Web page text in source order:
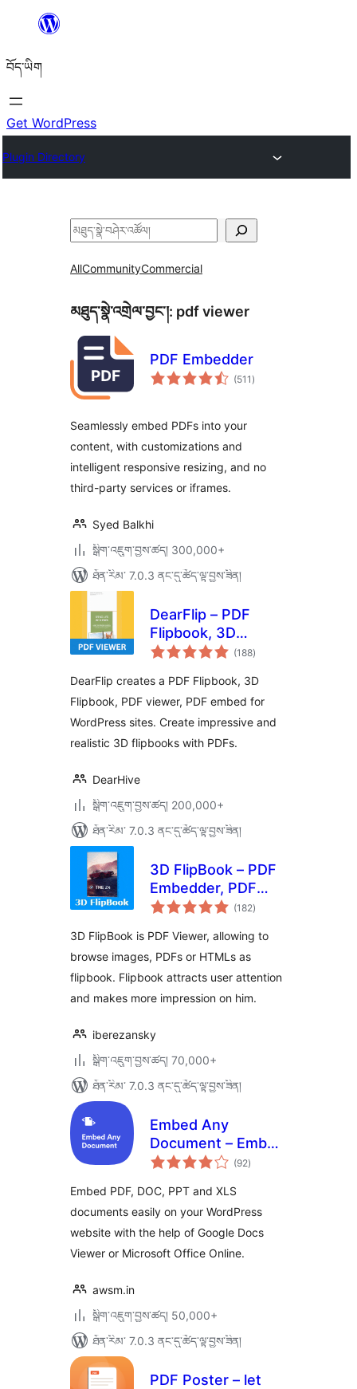
content
བོད་ཡིག
Get WordPress
Plugin Directory
བཤེར་
AllCommunityCommercial
མཐུད་སྣེ་འགྲེལ་བྱང་།: pdf viewer
PDF Embedder
(511 གདེང་
འཇོག་
)
Seamlessly embed PDFs into your
content, with customizations and
intelligent responsive resizing, and no
third-party services or iframes.
Syed Balkhi
སྒྲིག་འཇུག་བྱས་ཚད། 300,000+
ཐོན་རིམ་ 7.0.3 ནང་དུ་ཚོད་ལྟ་བྱས་ཟིན།
DearFlip – PDF
Flipbook, 3D
Flipbook, PDF(188གདེང་
འཇོག་
ཚང་།
)
DearFlip creates a PDF Flipbook, 3D
Flipbook, PDF viewer, PDF embed for
WordPress sites. Create impressive and
realistic 3D flipbooks with PDFs.
DearHive
སྒྲིག་འཇུག་བྱས་ཚད། 200,000+
ཐོན་རིམ་ 7.0.3 ནང་དུ་ཚོད་ལྟ་བྱས་ཟིན།
3D FlipBook – PDF
Embedder, PDF
Flipbook Viewer,
Gallery
(182གདེང་
འཇོག་
ཚང་།
)
3D FlipBook is PDF Viewer, allowing to
browse images, PDFs or HTMLs as
flipbook. Flipbook attracts user attention
and makes more impression on him.
iberezansky
སྒྲིག་འཇུག་བྱས་ཚད། 70,000+
ཐོན་རིམ་ 7.0.3 ནང་དུ་ཚོད་ལྟ་བྱས་ཟིན།
Embed Any
Document – Embed
PDF, Word,
Excel Files
(92གདེང་
འཇོག་
)
Embed PDF, DOC, PPT and XLS
documents easily on your WordPress
website with the help of Google Docs
Viewer or Microsoft Office Online.
awsm.in
སྒྲིག་འཇུག་བྱས་ཚད། 50,000+
ཐོན་རིམ་ 7.0.3 ནང་དུ་ཚོད་ལྟ་བྱས་ཟིན།
PDF Poster – let